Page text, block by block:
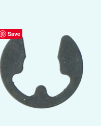
Save